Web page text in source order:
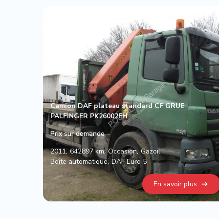
Camion DAF plateau standard CF GRUE
PALFINGER PK26002EH
Prix sur demande
2011 642897 km Occasion Gazoil
Boîte automatique DAF Euro 5
En savoir plus